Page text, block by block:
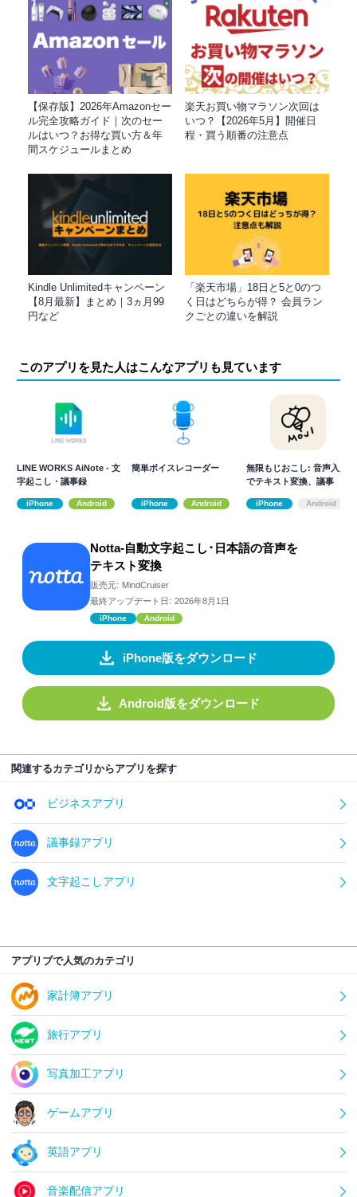
【保存版】2026年Amazonセー
ル完全攻略ガイド｜次のセー
ルはいつ？お得な買い方＆年
間スケジュールまとめ
楽天お買い物マラソン次回は
いつ？【2026年5月】開催日
程・買う順番の注意点
Kindle Unlimitedキャンペーン
【8月最新】まとめ｜3ヵ月99
円など
「楽天市場」18日と5と0のつ
く日はどちらが得？ 会員ラン
クごとの違いを解説
このアプリを見た人はこんなアプリも見ています
LINE WORKS AiNote - 文
字起こし・議事録
iPhone Android
簡単ボイスレコーダー
iPhone Android
無限もじおこし: 音声入力
でテキスト変換、議事
iPhone Android
Notta-自動文字起こし･日本語の音声を
テキスト変換
販売元: MindCruiser
最終アップデート日: 2026年8月1日
iPhone Android
iPhone版をダウンロード
Android版をダウンロード
関連するカテゴリからアプリを探す
ビジネスアプリ
議事録アプリ
文字起こしアプリ
アプリブで人気のカテゴリ
家計簿アプリ
旅行アプリ
写真加工アプリ
ゲームアプリ
英語アプリ
音楽配信アプリ